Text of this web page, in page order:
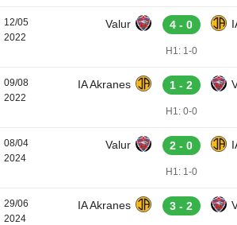
12/05
2022
Valur 4 - 0
H1: 1-0
09/08
2022
IA Akranes 1 - 2
H1: 0-0
08/04
2024
Valur 2 - 0
H1: 1-0
29/06
2024
IA Akranes 3 - 2